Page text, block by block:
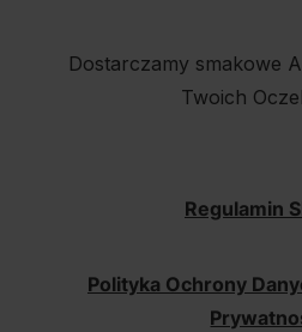
Dostarczamy smakowe
Twoich
Regulamin
Polityka Ochrony